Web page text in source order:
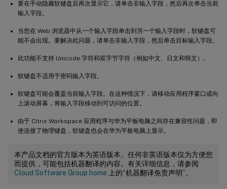
要在手动隐藏软键盘后再次显示它，请单击非输入字段，然后再次单击当前
输入字段。
当您在 Web 浏览器中从一个输入字段单击到另一个输入字段时，软键盘可
能不会出现。要解决此问题，请单击非输入字段，然后单击目标输入字段。
此功能不支持 Unicode 字符和双字节字符（例如中文、日文和韩文）。
软键盘不适用于密码输入字段。
软键盘可能会覆盖当前输入字段。在这种情况下，请移动应用程序窗口或向
上滚动屏幕，将输入字段移动到可访问的位置。
由于 Citrix Workspace 应用程序与华为平板电脑之间存在兼容性问题，即
使连接了物理键盘，软键盘也会在华为平板电脑上显示。
本产品文档的官方版本为英语版本。任何非英语版本仅为方便您
而提供，可能包括机器翻译的内容。有关详细信息，请参阅
Cloud Software Group home 上的“机器翻译免责声明”。